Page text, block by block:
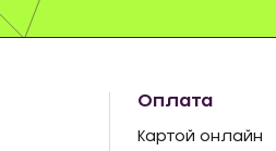
Оплата
Картой онлайн